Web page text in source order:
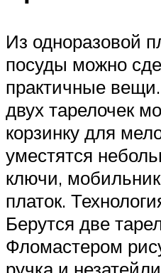
Из одноразовой
посуды можно
практичные
двух тарелочек
корзинку для
уместятся
ключи,
платок.
Берутся две
Фломастером